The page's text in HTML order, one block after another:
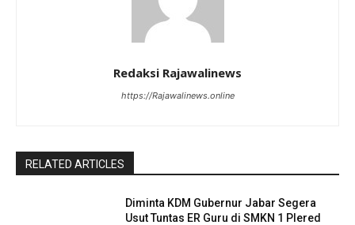
Redaksi Rajawalinews
https://Rajawalinews.online
RELATED ARTICLES
Diminta KDM Gubernur Jabar Segera
Usut Tuntas ER Guru di SMKN 1 Plered